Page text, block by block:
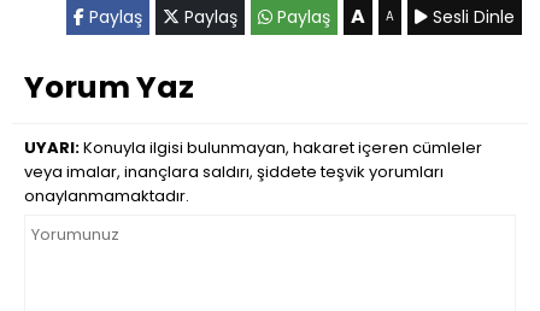
Paylaş Paylaş Paylaş A A Sesli Dinle
Yorum Yaz
UYARI:Konuyla ilgisi bulunmayan, hakaret içeren cümleler
veya imalar, inançlara saldırı, şiddete teşvik yorumları
onaylanmamaktadır.